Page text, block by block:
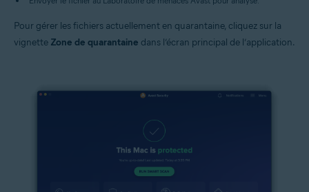
Pour gérer les fichiers actuellement en quarantaine, cliquez sur la
vignette Zone de quarantaine dans l’écran principal de l’application.